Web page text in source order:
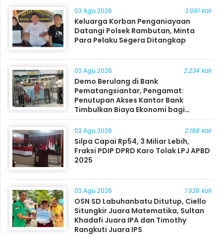
03 Agu 2026 3.061 kali
Keluarga Korban Penganiayaan
Datangi Polsek Rambutan, Minta
Para Pelaku Segera Ditangkap
03 Agu 2026 2.234 kali
Demo Berulang di Bank
Pematangsiantar, Pengamat:
Penutupan Akses Kantor Bank
Timbulkan Biaya Ekonomi bagi
Masyarakat
02 Agu 2026 2.188 kali
Silpa Capai Rp54, 3 Miliar Lebih,
Fraksi PDIP DPRD Karo Tolak LPJ APBD
2025
03 Agu 2026 1.926 kali
OSN SD Labuhanbatu Ditutup, Ciello
Situngkir Juara Matematika, Sultan
Khadafi Juara IPA dan Timothy
Rangkuti Juara IPS